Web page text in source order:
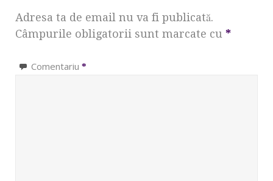
Adresa ta de email nu va fi publicată.
Câmpurile obligatorii sunt marcate cu *
Comentariu *